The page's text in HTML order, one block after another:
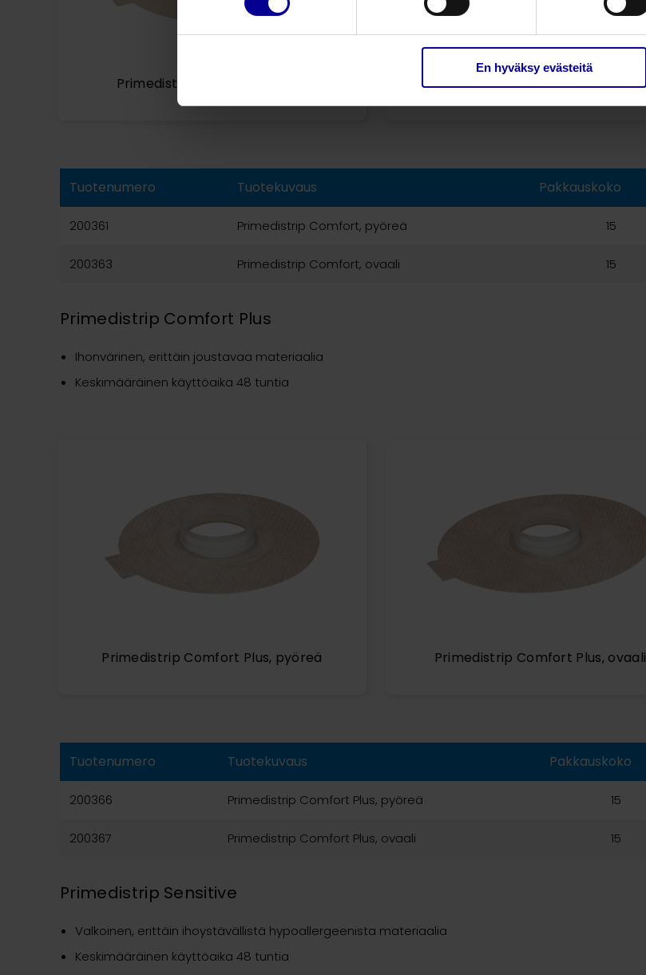
En hyväksy evästeitä
Primedistrip Comfort, pyöreä Primedistrip Comfort, ovaali
Tuotenumero Tuotekuvaus Pakkauskoko
200361 Primedistrip Comfort, pyöreä 15
200363 Primedistrip Comfort, ovaali 15
Primedistrip Comfort Plus
Ihonvärinen, erittäin joustavaa materiaalia
Keskimääräinen käyttöaika 48 tuntia
Primedistrip Comfort Plus, pyöreä Primedistrip Comfort Plus, ovaali
Tuotenumero Tuotekuvaus Pakkauskoko
200366 Primedistrip Comfort Plus, pyöreä 15
200367 Primedistrip Comfort Plus, ovaali 15
Primedistrip Sensitive
Valkoinen, erittäin ihoystävällistä hypoallergeenista materiaalia
Keskimääräinen käyttöaika 48 tuntia